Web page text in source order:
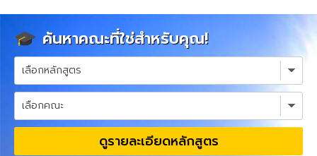
ค้นหาคณะที่ใช่สำหรับคุณ!
ดูรายละเอียดหลักสูตร